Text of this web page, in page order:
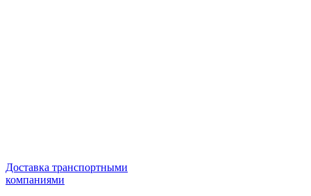
Доставка транспортными
компаниями